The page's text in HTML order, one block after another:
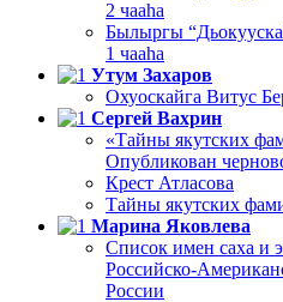
2 чааһа
Былыргы
1 чааһа
Утум Захаров
Охуоскайга Витус
Сергей Вахрин
«Тайны якутских
Опубликован
Крест Атласова
Тайны якутских
Марина Яковлева
Список имен саха и
Российско-
России